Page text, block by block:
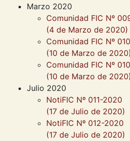
Marzo 2020
Comunidad FIC Nº
(4 de Marzo de 2020)
Comunidad FIC Nº
(10 de Marzo de 2020)
Comunidad FIC Nº
(10 de Marzo de 2020)
Julio 2020
NotiFIC Nº 011-2020
(17 de Julio de 2020)
NotiFIC Nº 012-2020
(17 de Julio de 2020)